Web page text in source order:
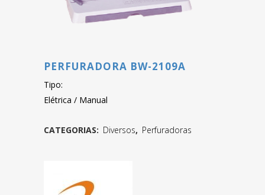
PERFURADORA BW-2109A
Tipo:
Elétrica / Manual
CATEGORIAS: Diversos, Perfuradoras